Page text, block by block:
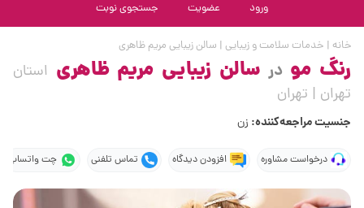
ورود عضویت جستجوی نوبت
خانه | خدمات سلامت و زیبایی | سالن زیبایی مریم ظاهری
رنگ مو در سالن زیبایی مریم ظاهری استان
تهران | تهران
جنسیت مراجعه‌کننده: زن
درخواست مشاوره افزودن دیدگاه تماس تلفنی چت واتساپ